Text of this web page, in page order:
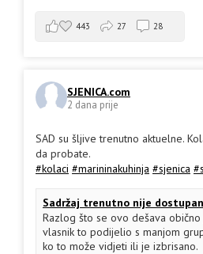
443 27 28
SJENICA.com
2 dana prije
SAD su šljive trenutno aktuelne.
da probate.
#kolaci #marininakuhinja #sjenica
Sadržaj trenutno nije dostupan
Razlog što se ovo dešava
vlasnik to podijelio s manjom
ko to može vidjeti ili je izbrisano.